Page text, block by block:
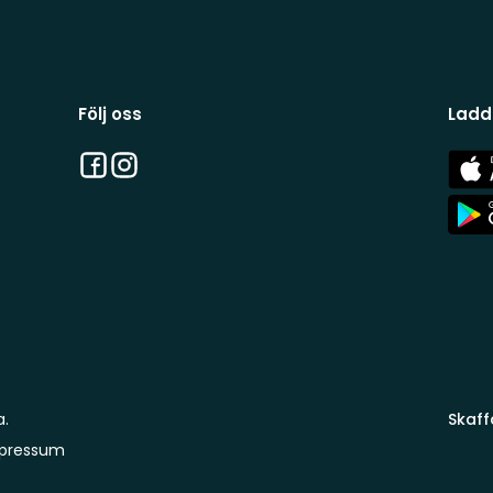
Följ oss
Facebook
Instagram
App
Store
App
Store